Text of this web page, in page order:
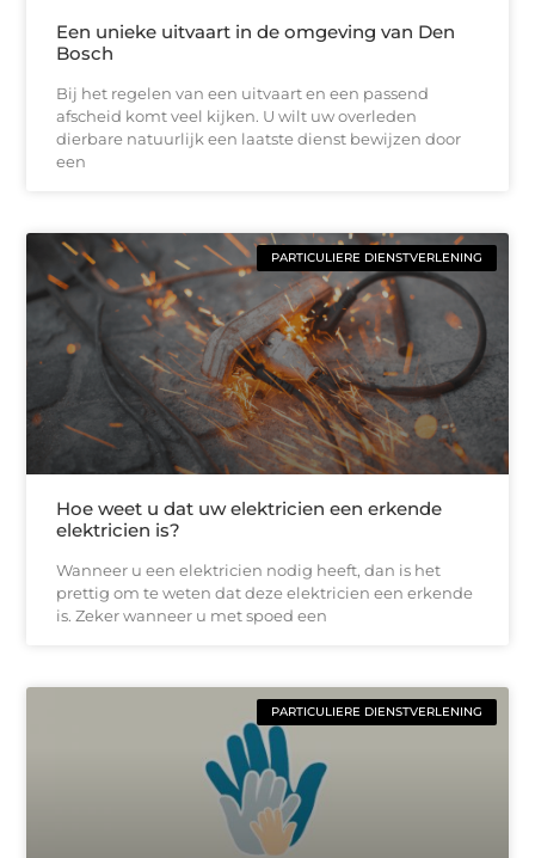
Een unieke uitvaart in de omgeving van Den
Bosch
Bij het regelen van een uitvaart en een passend
afscheid komt veel kijken. U wilt uw overleden
dierbare natuurlijk een laatste dienst bewijzen door
een
PARTICULIERE DIENSTVERLENING
Hoe weet u dat uw elektricien een erkende
elektricien is?
Wanneer u een elektricien nodig heeft, dan is het
prettig om te weten dat deze elektricien een erkende
is. Zeker wanneer u met spoed een
PARTICULIERE DIENSTVERLENING